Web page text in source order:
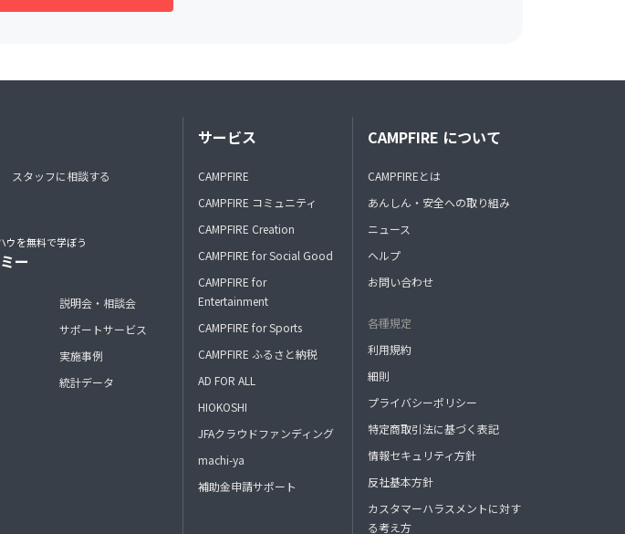
スタッフに相談する
ウを無料で学ぼう
ー
説明会・相談会
サポートサービス
実施事例
統計データ
サービス
CAMPFIRE
CAMPFIRE コミュニティ
CAMPFIRE Creation
CAMPFIRE for Social Good
CAMPFIRE for
Entertainment
CAMPFIRE for Sports
CAMPFIRE ふるさと納税
AD FOR ALL
HIOKOSHI
JFAクラウドファンディング
machi-ya
補助金申請サポート
CAMPFIRE について
CAMPFIREとは
あんしん・安全への取り組み
ニュース
ヘルプ
お問い合わせ
各種規定
利用規約
細則
プライバシーポリシー
特定商取引法に基づく表記
情報セキュリティ方針
反社基本方針
カスタマーハラスメントに対す
る考え方